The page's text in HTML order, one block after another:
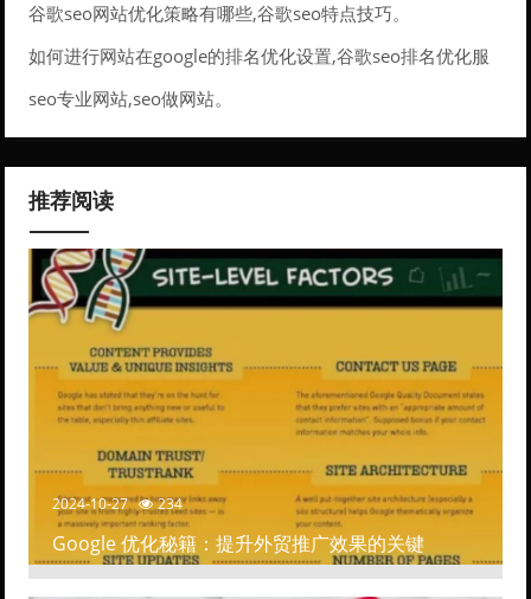
谷歌seo网站优化策略有哪些,谷歌seo特点技巧。
如何进行网站在google的排名优化设置,谷歌seo排名优化服
务。
seo专业网站,seo做网站。
推荐阅读
2024-10-27 234
Google 优化秘籍：提升外贸推广效果的关键